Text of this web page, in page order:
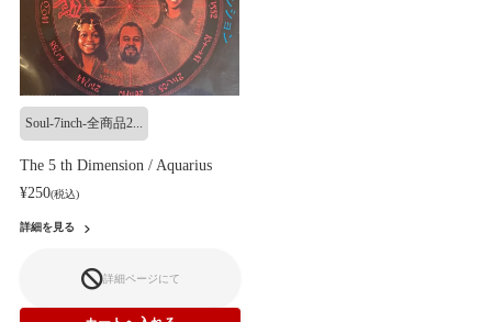
Soul-7inch-全商品2...
The 5 th Dimension / Aquarius
¥250(税込)
詳細を見る
詳細ページにて